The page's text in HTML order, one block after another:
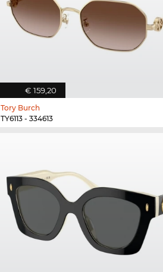
€ 159,20
Tory Burch
TY6113 - 334613